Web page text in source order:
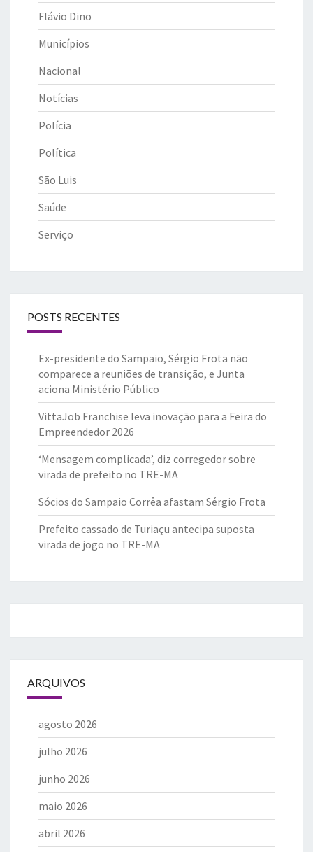
Flávio Dino
Municípios
Nacional
Notícias
Polícia
Política
São Luis
Saúde
Serviço
POSTS RECENTES
Ex-presidente do Sampaio, Sérgio Frota não
comparece a reuniões de transição, e Junta
aciona Ministério Público
VittaJob Franchise leva inovação para a Feira do
Empreendedor 2026
‘Mensagem complicada’, diz corregedor sobre
virada de prefeito no TRE-MA
Sócios do Sampaio Corrêa afastam Sérgio Frota
Prefeito cassado de Turiaçu antecipa suposta
virada de jogo no TRE-MA
ARQUIVOS
agosto 2026
julho 2026
junho 2026
maio 2026
abril 2026